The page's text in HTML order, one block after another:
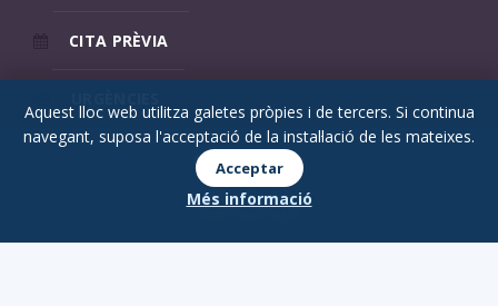
CITA PRÈVIA
© 2026 Psicodex
Aquest lloc web utilitza galetes pròpies i de tercers. Si continua
navegant, suposa l'acceptació de la instal·lació de les mateixes.
Acceptar
Més informació